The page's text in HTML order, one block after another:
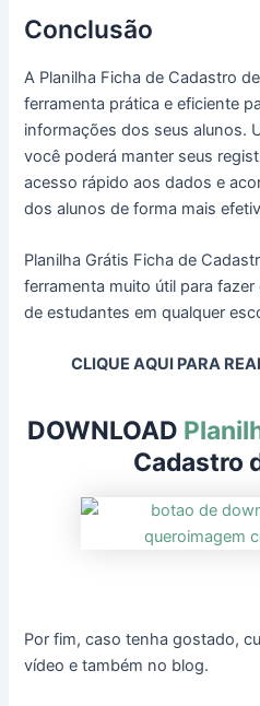
Conclusão
A Planilha Ficha de Cadastro
ferramenta prática e eficiente
informações dos seus alunos.
você poderá manter seus
acesso rápido aos dados e
dos alunos de forma mais
Planilha Grátis Ficha de
ferramenta muito útil para
de estudantes em qualquer
CLIQUE AQUI PARA
DOWNLOAD
Cadastro
Por fim, caso tenha gostado,
vídeo e também no blog.